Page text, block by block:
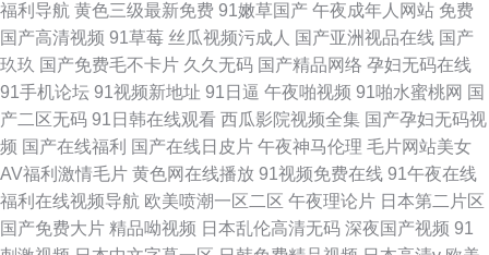
福利导航 黄色三级最新免费 91嫩草国产 午夜成年人网站 免费
国产高清视频 91草莓 丝瓜视频污成人 国产亚洲视品在线 国产
玖玖 国产免费毛不卡片 久久无码 国产精品网络 孕妇无码在线
91手机论坛 91视频新地址 91日逼 午夜啪视频 91啪水蜜桃网 国
产二区无码 91日韩在线观看 西瓜影院视频全集 国产孕妇无码视
频 国产在线福利 国产在线日皮片 午夜神马伦理 毛片网站美女
AV福利激情毛片 黄色网在线播放 91视频免费在线 91午夜在线
福利在线视频导航 欧美喷潮一区二区 午夜理论片 日本第二片区
国产免费大片 精品呦视频 日本乱伦高清无码 深夜国产视频 91